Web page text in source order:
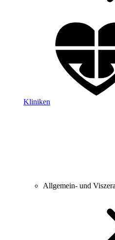
Kliniken
Allgemein- und